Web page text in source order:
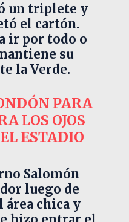
un triplete y
el cartón.
ir por todo o
su
la Verde.
PARA
LOS OJOS
ESTADIO
Salomón
luego de
área chica y